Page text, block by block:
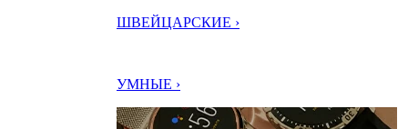
ШВЕЙЦАРСКИЕ ›
УМНЫЕ ›